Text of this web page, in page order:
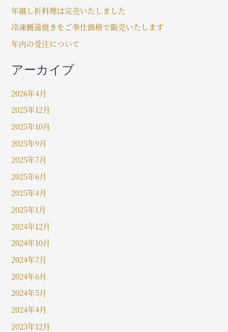
年越し折料理は完売いたしました
冷凍鰻蒲焼きをご奉仕価格で販売いたします
年内の受注について
アーカイブ
2026年4月
2025年12月
2025年10月
2025年9月
2025年7月
2025年6月
2025年4月
2025年1月
2024年12月
2024年10月
2024年7月
2024年6月
2024年5月
2024年4月
2023年12月